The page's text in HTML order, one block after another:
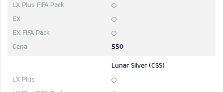
550
Lunar Silver (CSS)